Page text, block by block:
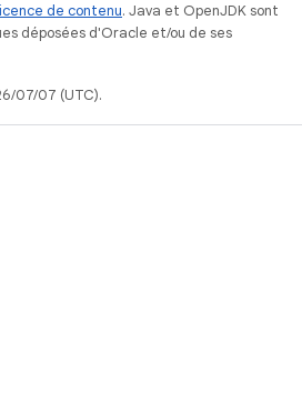
de contenu. Java et OpenJDK sont
déposées d'Oracle et/ou de ses
07/07 (UTC).